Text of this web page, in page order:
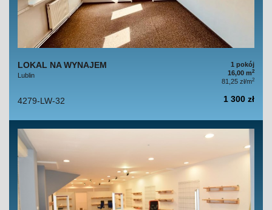
LOKAL NA WYNAJEM
Lublin
1 pokój
16,00 m2
81,25 zł/m2
4279-LW-32 1 300 zł